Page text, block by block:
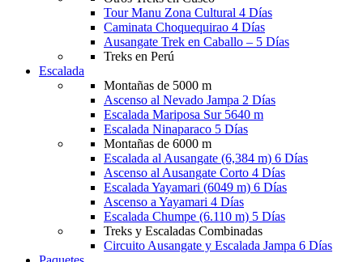
Tour Manu Zona Cultural 4 Días
Caminata Choquequirao 4 Días
Ausangate Trek en Caballo – 5 Días
Treks en Perú
Escalada
Montañas de 5000 m
Ascenso al Nevado Jampa 2 Días
Escalada Mariposa Sur 5640 m
Escalada Ninaparaco 5 Días
Montañas de 6000 m
Escalada al Ausangate (6,384 m) 6 Días
Ascenso al Ausangate Corto 4 Días
Escalada Yayamari (6049 m) 6 Días
Ascenso a Yayamari 4 Días
Escalada Chumpe (6.110 m) 5 Días
Treks y Escaladas Combinadas
Circuito Ausangate y Escalada Jampa 6 Días